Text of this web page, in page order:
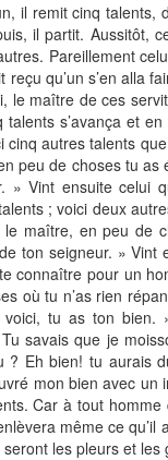
il remit cinq
il partit. Aussitôt,
Pareillement
reçu qu’un s’en alla
le maître de ces
talents s’avança et
cinq autres talents
peu de choses tu as
» Vint ensuite celui
; voici deux
maître, en peu de
ton seigneur. » Vint
connaître pour un
où tu n’as rien
tu as ton bien.
savais que je
? Eh bien! tu aurais
mon bien avec
Car à tout
même ce
les pleurs et les